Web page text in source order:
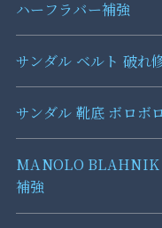
ハーフラバー補強
サンダル ベルト 破れ
サンダル 靴底 ボロボ
MANOLO BLAHNIK
補強